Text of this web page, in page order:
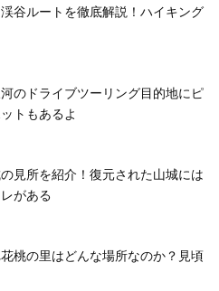
谷ルートを徹底解説！ハイキング
のドライブツーリング目的地にピ
トもあるよ
の見所を紹介！復元された山城には
がある
花桃の里はどんな場所なのか？見頃